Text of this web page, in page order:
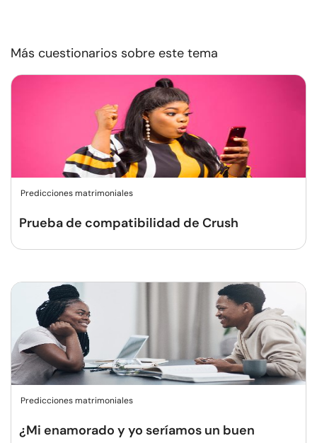
Más cuestionarios sobre este tema
Predicciones matrimoniales
Prueba de compatibilidad de Crush
Predicciones matrimoniales
¿Mi enamorado y yo seríamos un buen